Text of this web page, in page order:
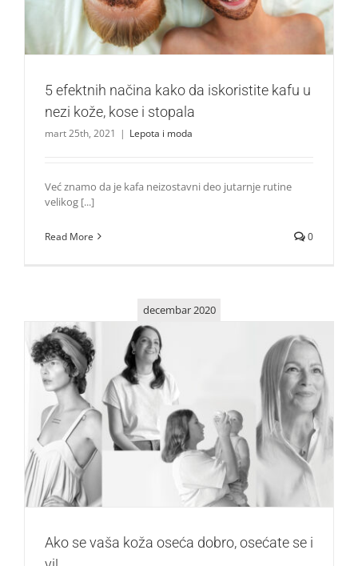
5 efektnih načina kako da iskoristite kafu u
nezi kože, kose i stopala
mart 25th, 2021 | Lepota i moda
Već znamo da je kafa neizostavni deo jutarnje rutine
velikog [...]
Read More 0
decembar 2020
Ako se vaša koža oseća dobro, osećate se i vi!
Lepota i moda
Ako se vaša koža oseća dobro, osećate se i